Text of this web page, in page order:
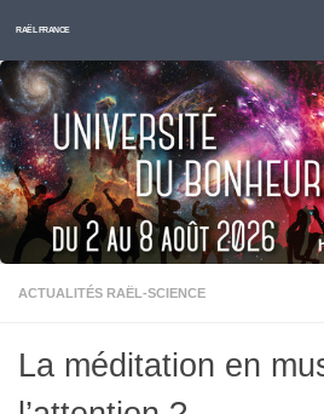
Skip to content
RAËL FRANCE
ACTUALITÉS RAËL-SCIENCE
La méditation en